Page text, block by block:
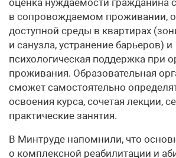
в сопровождаемом проживании,
доступной среды в квартирах
и санузла, устранение барьеров) и
психологическая поддержка при
проживания. Образовательная
сможет самостоятельно
освоения курса, сочетая лекции,
практические занятия.
В Минтруде напомнили, что
о комплексной реабилитации и